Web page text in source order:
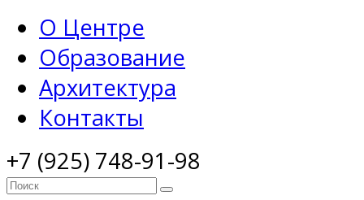
О Центре
Образование
Архитектура
Контакты
+7 (925) 748-91-98